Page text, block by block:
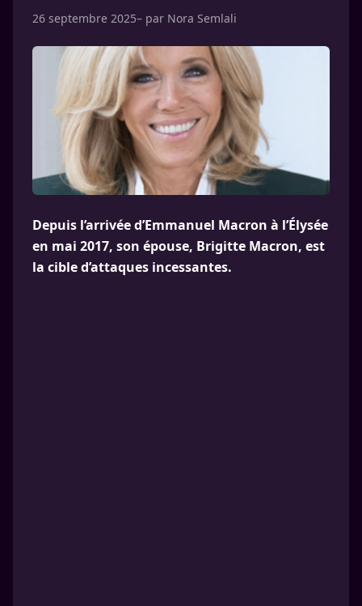
26 septembre 2025– par Nora Semlali
Depuis l’arrivée d’Emmanuel Macron à l’Élysée
en mai 2017, son épouse, Brigitte Macron, est
la cible d’attaques incessantes.